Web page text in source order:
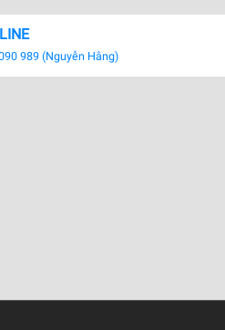
989 (Nguyễn Hằng)